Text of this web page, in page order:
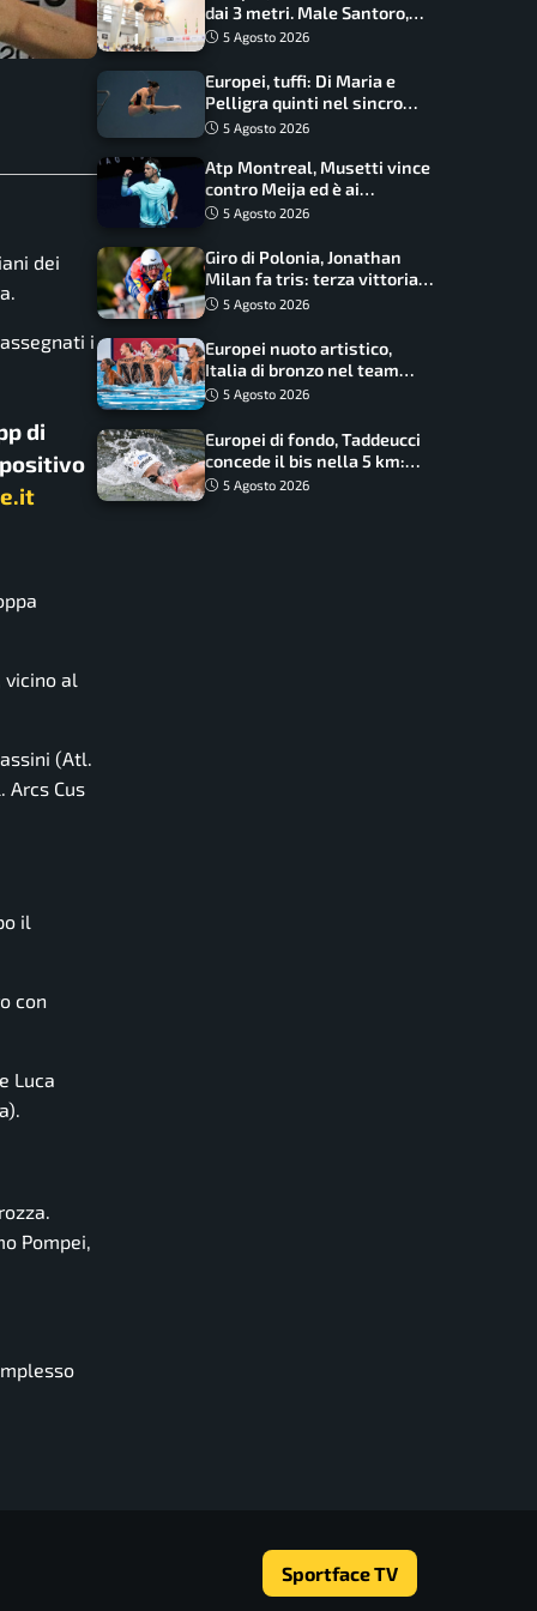
dei
i
di
vicino al
(Atl.
Arcs Cus
il
con
Luca
Pompei,
dai 3 metri. Male Santoro,
Wesemann si prende l’oro
5 Agosto 2026
Europei, tuffi: Di Maria e
Pelligra quinti nel sincro
misto. Oro all’Ucraina
5 Agosto 2026
Atp Montreal, Musetti vince
contro Meija ed è ai
sedicesimi
5 Agosto 2026
Giro di Polonia, Jonathan
Milan fa tris: terza vittoria
consecutiva e primato
5 Agosto 2026
Europei nuoto artistico,
Italia di bronzo nel team
acrobatic: terzo podio
5 Agosto 2026
Europei di fondo, Taddeucci
concede il bis nella 5 km:
oro azzurro, Pozzobon
5 Agosto 2026
Sportface TV